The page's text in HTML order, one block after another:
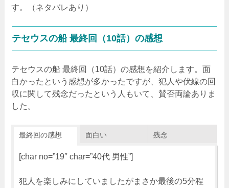
す。（ネタバレあり）
テセウスの船 最終回（10話）の感想
テセウスの船 最終回（10話）の感想を紹介します。面
白かったという感想が多かったですが、犯人や伏線の回
収に関して残念だったという人もいて、賛否両論ありま
した。
最終回の感想 面白い 残念
[char no=”19″ char=”40代 男性”]
犯人を楽しみにしていましたがまさか最後の5分程